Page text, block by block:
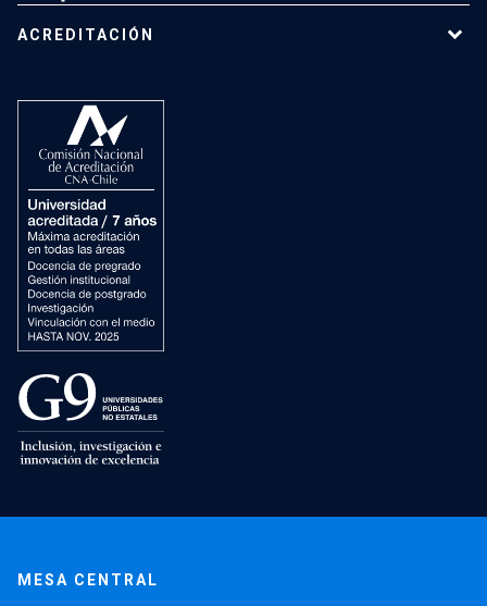
ACREDITACIÓN
MESA CENTRAL